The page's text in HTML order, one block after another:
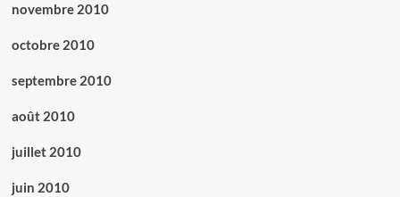
novembre 2010
octobre 2010
septembre 2010
août 2010
juillet 2010
juin 2010